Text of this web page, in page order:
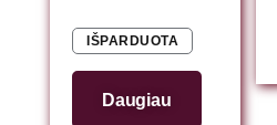
IŠPARDUOTA
Daugiau